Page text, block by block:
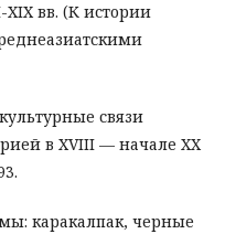
вв. (К истории
связи
в XVIII — начале XX
каракалпак, черные